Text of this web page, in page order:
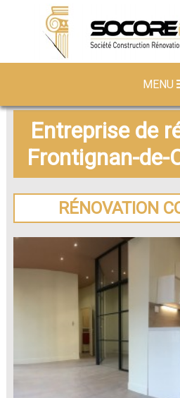
MENU
Entreprise de
Frontignan-de-
RÉNOVATION